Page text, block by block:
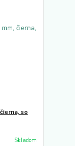
so
Skladom